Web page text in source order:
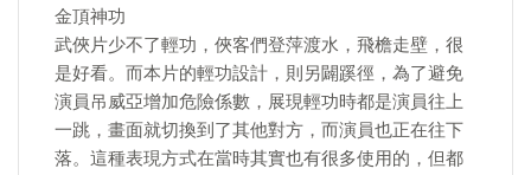
金頂神功
武俠片少不了輕功，俠客們登萍渡水，飛檐走壁，很
是好看。而本片的輕功設計，則另闢蹊徑，為了避免
演員吊威亞增加危險係數，展現輕功時都是演員往上
一跳，畫面就切換到了其他對方，而演員也正在往下
落。這種表現方式在當時其實也有很多使用的，但都